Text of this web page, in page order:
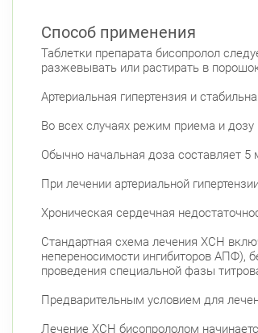
Способ применения
Таблетки препарата бисопролол
разжевывать или растирать в
Артериальная гипертензия и
Во всех случаях режим приема и
Обычно начальная доза составляет
При лечении артериальной
Хроническая сердечная
Стандартная схема лечения ХСН
непереносимости ингибиторов АПФ),
проведения специальной фазы
Предварительным условием для
Лечение ХСН бисопрололом